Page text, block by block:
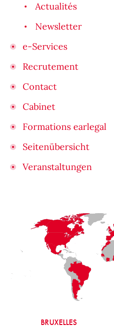
Actualités
Newsletter
e-Services
Recrutement
Contact
Cabinet
Formations earlegal
Seitenübersicht
Veranstaltungen
BRUXELLES